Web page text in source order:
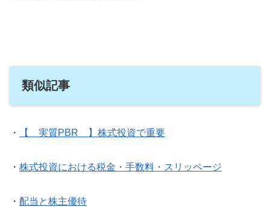
類似記事
・ 【 実質PBR 】株式投資で重要
・ 株式投資における税金・手数料・スリッページ
・ 配当と株主優待